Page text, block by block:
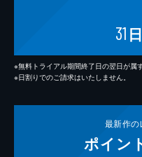
31
※無料トライアル期間終了日の翌日が属
※日割りでのご請求はいたしません。
最新作の
ポイン